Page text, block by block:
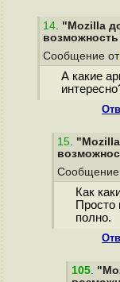
14. "Mozilla
Сообщение от
А какие
15.
Сообщение
Как
Просто
полно.
105.